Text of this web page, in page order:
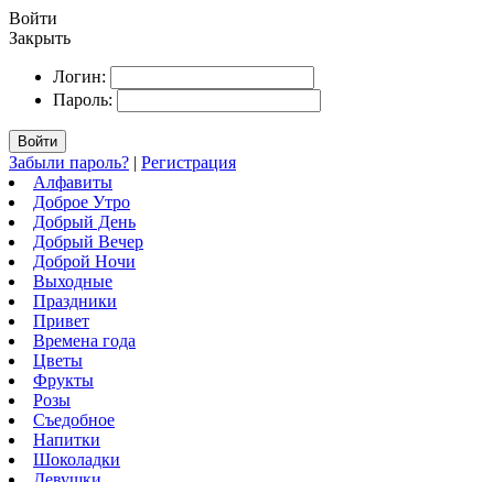
Войти
Закрыть
Логин:
Пароль:
Войти
Забыли пароль? | Регистрация
Алфавиты
Доброе Утро
Добрый День
Добрый Вечер
Доброй Ночи
Выходные
Праздники
Привет
Времена года
Цветы
Фрукты
Розы
Съедобное
Напитки
Шоколадки